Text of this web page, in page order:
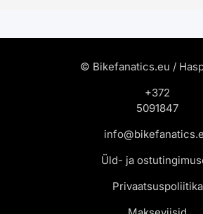
© Bikefanatics.eu /
+372
5091847
Üld- ja
Privaatsuspoliitika